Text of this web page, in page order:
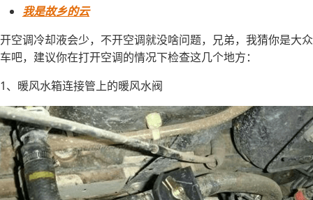
我是故乡的云
开空调冷却液会少，不开空调就没啥问题，兄弟，我猜你是大众
车吧，建议你在打开空调的情况下检查这几个地方：
1、暖风水箱连接管上的暖风水阀